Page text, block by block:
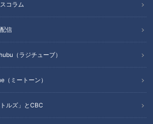
コラム
信
（ラジチューブ）
（ミートーン）
ルズ」とCBC
なたへのおすすめ